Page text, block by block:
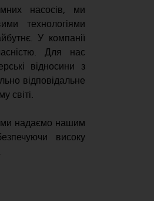
насосів, ми
технологіями
У компанії
Для нас
відносини з
відповідальне
світі.
надаємо нашим
високу